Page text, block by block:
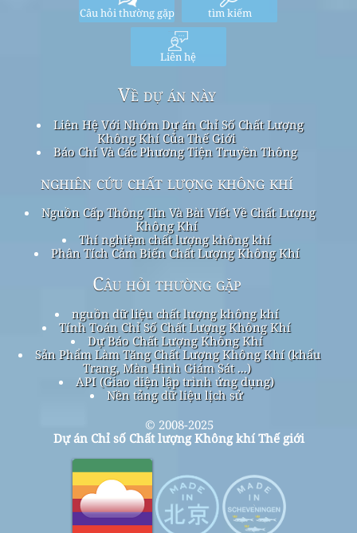
Câu hỏi thường gặp tìm kiếm
Liên hệ
Về dự án này
Liên Hệ Với Nhóm Dự án Chỉ Số Chất Lượng
Không Khí Của Thế Giới
Báo Chí Và Các Phương Tiện Truyền Thông
nghiên cứu chất lượng không khí
Nguồn Cấp Thông Tin Và Bài Viết Về Chất Lượng
Không Khí
Thí nghiệm chất lượng không khí
Phân Tích Cảm Biến Chất Lượng Không Khí
Câu hỏi thường gặp
nguồn dữ liệu chất lượng không khí
Tính Toán Chỉ Số Chất Lượng Không Khí
Dự Báo Chất Lượng Không Khí
Sản Phẩm Làm Tăng Chất Lượng Không Khí (khẩu
Trang, Màn Hình Giám Sát ...)
API (Giao diện lập trình ứng dụng)
Nền tảng dữ liệu lịch sử
© 2008-2025
Dự án Chỉ số Chất lượng Không khí Thế giới